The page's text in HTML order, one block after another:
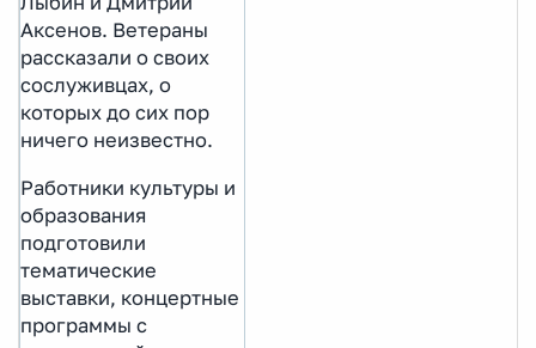
Аксенов. Ветераны
рассказали о своих
сослуживцах, о
которых до сих пор
ничего неизвестно.
Работники культуры и
образования
подготовили
тематические
выставки, концертные
программы с